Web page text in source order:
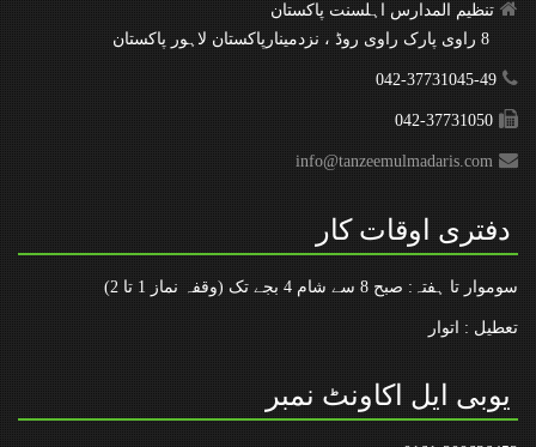
تنظیم المدارس اہلسنت پاکستان
8 راوی پارک راوی روڈ ، نزدمینارپاکستان لاہور پاکستان
042-37731045-49
042-37731050
info@tanzeemulmadaris.com
دفتری اوقات کار
سوموار تا ہفتہ: صبح 8 سے شام 4 بجے تک (وقفہ نماز 1 تا 2)
تعطیل : اتوار
یوبی ایل اکاونٹ نمبر